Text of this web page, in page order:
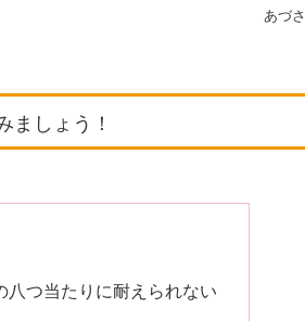
あづさ
しょう！
つ当たりに耐えられない